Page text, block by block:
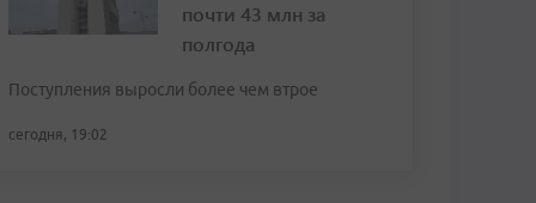
почти 43 млн за
полгода
Поступления выросли более чем втрое
сегодня, 19:02